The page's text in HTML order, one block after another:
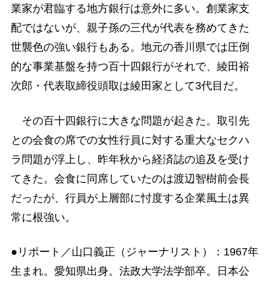
業家が君臨する地方銀行は意外に多い。創業家支
配ではないが、親子孫の三代が代表を務めてきた
世襲色の強い銀行もある。地元の香川県では圧倒
的な事業基盤を持つ百十四銀行がそれで、綾田裕
次郎・代表取締役頭取は綾田家として3代目だ。
その百十四銀行に大きな問題が起きた。取引先
との会食の席での女性行員に対する重大なセクハ
ラ問題が浮上し、昨年秋から経済誌の追及を受け
てきた。会食に同席していたのは渡辺智樹前会長
だったが、行員が上層部に忖度する企業風土は異
常に根強い。
●リポート／山口義正（ジャーナリスト）：1967年
生まれ。愛知県出身。法政大学法学部卒。日本公